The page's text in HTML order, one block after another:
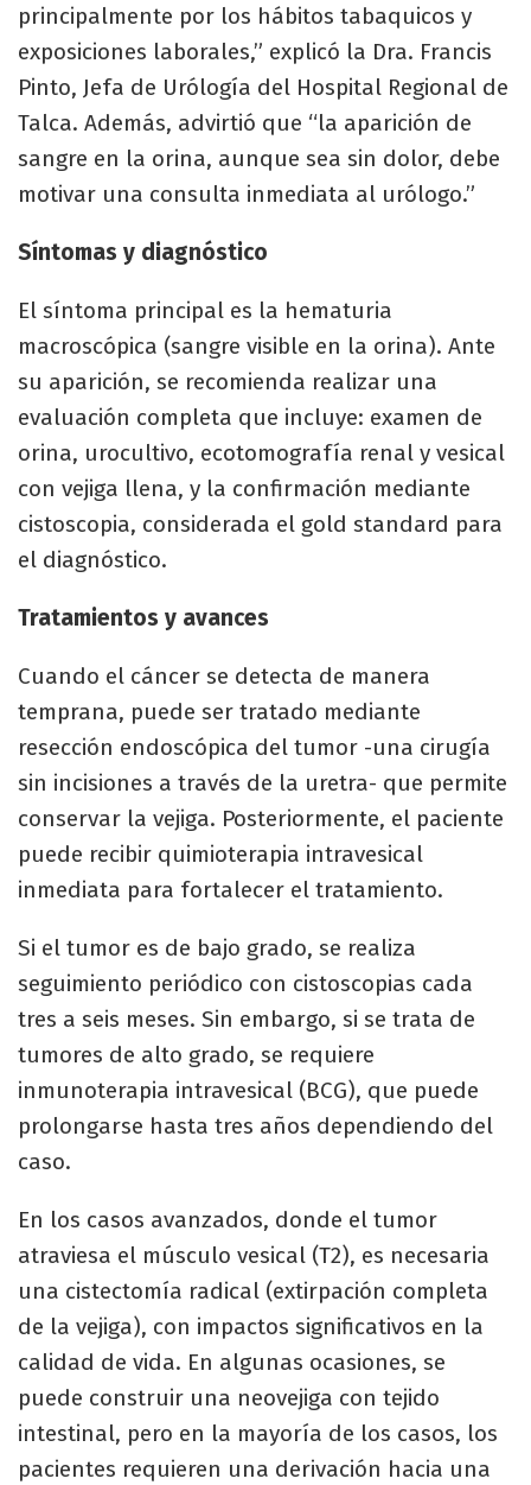
principalmente por los hábitos tabaquicos y
exposiciones laborales,” explicó la Dra. Francis
Pinto, Jefa de Urólogía del Hospital Regional de
Talca. Además, advirtió que “la aparición de
sangre en la orina, aunque sea sin dolor, debe
motivar una consulta inmediata al urólogo.”
Síntomas y diagnóstico
El síntoma principal es la hematuria
macroscópica (sangre visible en la orina). Ante
su aparición, se recomienda realizar una
evaluación completa que incluye: examen de
orina, urocultivo, ecotomografía renal y vesical
con vejiga llena, y la confirmación mediante
cistoscopia, considerada el gold standard para
el diagnóstico.
Tratamientos y avances
Cuando el cáncer se detecta de manera
temprana, puede ser tratado mediante
resección endoscópica del tumor -una cirugía
sin incisiones a través de la uretra- que permite
conservar la vejiga. Posteriormente, el paciente
puede recibir quimioterapia intravesical
inmediata para fortalecer el tratamiento.
Si el tumor es de bajo grado, se realiza
seguimiento periódico con cistoscopias cada
tres a seis meses. Sin embargo, si se trata de
tumores de alto grado, se requiere
inmunoterapia intravesical (BCG), que puede
prolongarse hasta tres años dependiendo del
caso.
En los casos avanzados, donde el tumor
atraviesa el músculo vesical (T2), es necesaria
una cistectomía radical (extirpación completa
de la vejiga), con impactos significativos en la
calidad de vida. En algunas ocasiones, se
puede construir una neovejiga con tejido
intestinal, pero en la mayoría de los casos, los
pacientes requieren una derivación hacia una